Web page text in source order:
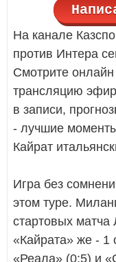
На канале
против Интера
Смотрите
трансляцию
в записи,
- лучшие
Кайрат
Игра без
этом туре.
стартовых матча
«Кайрата» же - 1
«Реала» (0:5) и